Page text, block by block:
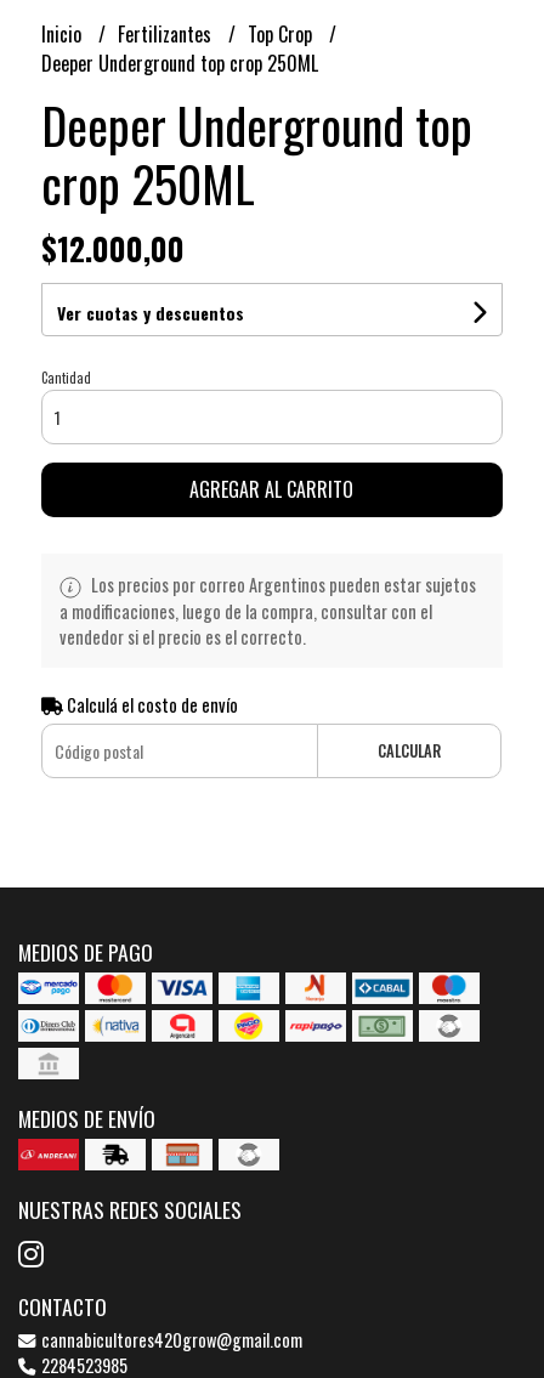
Inicio Fertilizantes
Top Crop
Deeper Underground top crop 250ML
Deeper Underground top
crop 250ML
$12.000,00
Ver cuotas y descuentos
Cantidad
AGREGAR AL CARRITO
Los precios por correo Argentinos pueden estar sujetos
a modificaciones, luego de la compra, consultar con el
vendedor si el precio es el correcto.
Calculá el costo de envío
CALCULAR
MEDIOS DE PAGO
MEDIOS DE ENVÍO
NUESTRAS REDES SOCIALES
CONTACTO
cannabicultores420grow@gmail.com
2284523985